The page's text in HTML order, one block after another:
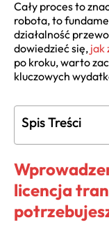
Cały proces to
robota, to
działalność
dowiedzieć się, jak
po kroku, warto
kluczowych
Spis Treści
licencja